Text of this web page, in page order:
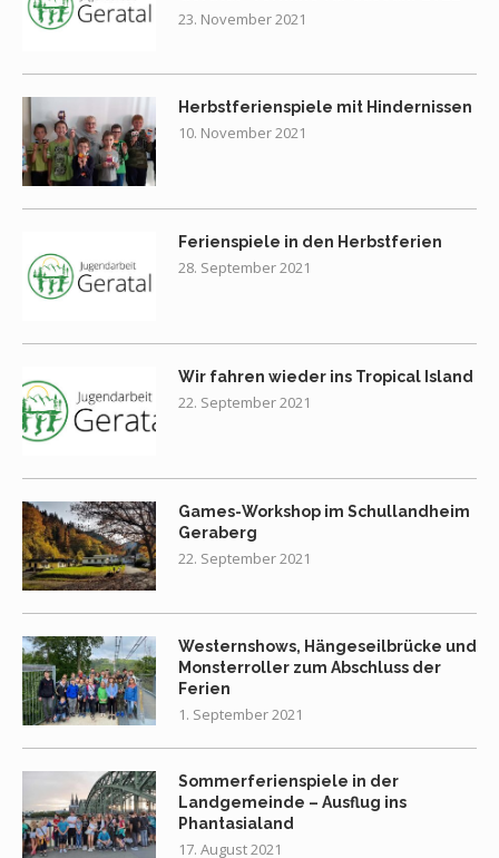
23. November 2021
Herbstferienspiele mit Hindernissen
10. November 2021
Ferienspiele in den Herbstferien
28. September 2021
Wir fahren wieder ins Tropical Island
22. September 2021
Games-Workshop im Schullandheim
Geraberg
22. September 2021
Westernshows, Hängeseilbrücke und
Monsterroller zum Abschluss der
Ferien
1. September 2021
Sommerferienspiele in der
Landgemeinde – Ausflug ins
Phantasialand
17. August 2021